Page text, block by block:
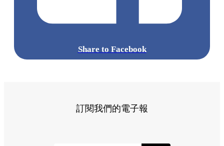
Share to Facebook
訂閱我們的電子報